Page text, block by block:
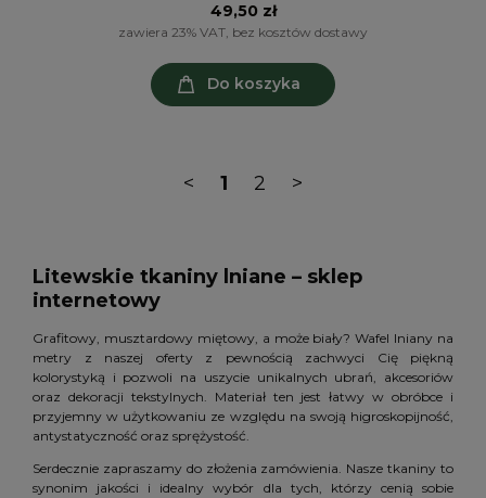
49,50 zł
zawiera 23% VAT, bez kosztów dostawy
Do koszyka
< 1 2 >
Litewskie tkaniny lniane – sklep
internetowy
Grafitowy, musztardowy miętowy, a może biały? Wafel lniany na
metry z naszej oferty z pewnością zachwyci Cię piękną
kolorystyką i pozwoli na uszycie unikalnych ubrań, akcesoriów
oraz dekoracji tekstylnych. Materiał ten jest łatwy w obróbce i
przyjemny w użytkowaniu ze względu na swoją higroskopijność,
antystatyczność oraz sprężystość.
Serdecznie zapraszamy do złożenia zamówienia. Nasze tkaniny to
synonim jakości i idealny wybór dla tych, którzy cenią sobie